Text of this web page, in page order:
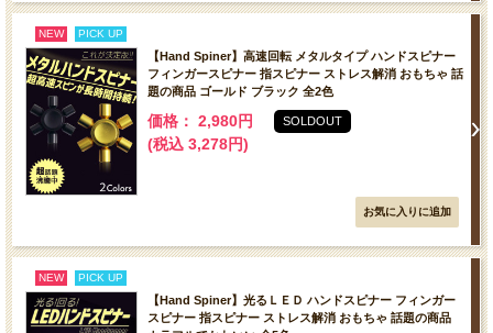
NEW PICK UP
【Hand Spiner】高速回転 メタルタイプ ハンドスピナー
フィンガースピナー 指スピナー ストレス解消 おもちゃ 話
題の商品 ゴールド ブラック 全2色
価格： 2,980円
(税込 3,278円)
SOLDOUT
NEW PICK UP
【Hand Spiner】光るＬＥＤ ハンドスピナー フィンガー
スピナー 指スピナー ストレス解消 おもちゃ 話題の商品